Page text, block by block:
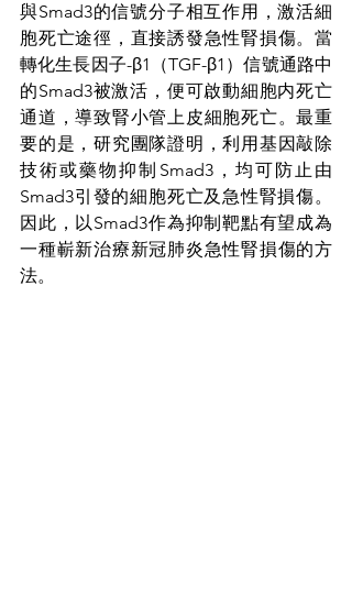
與Smad3的信號分子相互作用，激活細
胞死亡途徑，直接誘發急性腎損傷。 當
轉化生長因子-β1（TGF-β1）信號通路中
的Smad3被激活，便可啟動細胞内死亡
通道，導致腎小管上皮細胞死亡。最重
要的是，研究團隊證明，利用基因敲除
技術或藥物抑制Smad3，均可防止由
Smad3引發的細胞死亡及急性腎損傷。
因此，以Smad3作為抑制靶點有望成為
一種嶄新治療新冠肺炎急性腎損傷的方
法。